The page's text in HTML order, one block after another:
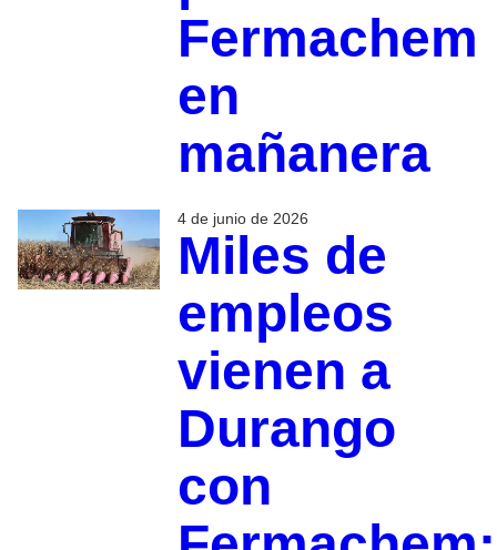
Fermachem
en
mañanera
4 de junio de 2026
Miles de
empleos
vienen a
Durango
con